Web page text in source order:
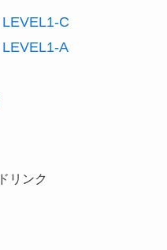
C
A
リンク